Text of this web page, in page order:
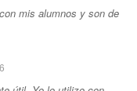
mis alumnos y son de